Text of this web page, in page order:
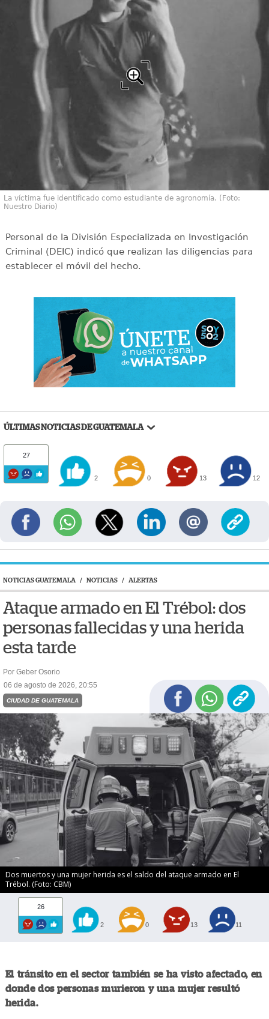
La víctima fue identificado como estudiante de agronomía. (Foto:
Nuestro Diario)
Personal de la División Especializada en Investigación
Criminal (DEIC) indicó que realizan las diligencias para
establecer el móvil del hecho.
ÚLTIMAS NOTICIAS DE GUATEMALA
27
2 0 13 12
NOTICIAS GUATEMALA / NOTICIAS / ALERTAS
Ataque armado en El Trébol: dos
personas fallecidas y una herida
esta tarde
Por Geber Osorio
06 de agosto de 2026, 20:55
CIUDAD DE GUATEMALA
Dos muertos y una mujer herida es el saldo del ataque armado en El
Trébol. (Foto: CBM)
26
2 0 13 11
El tránsito en el sector también se ha visto afectado, en
donde dos personas murieron y una mujer resultó
herida.